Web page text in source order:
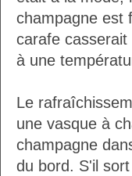
champagne est
carafe
à une
Le
une vasque à
champagne
du bord. S'il